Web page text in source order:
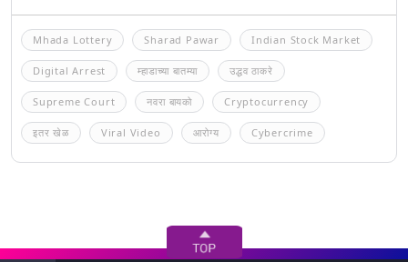
Mhada Lottery Sharad Pawar Indian Stock Market
Digital Arrest म्हाडाच्या बातम्या उद्धव ठाकरे
Supreme Court नवरा बायको Cryptocurrency
इतर खेळ Viral Video आरोग्य Cybercrime